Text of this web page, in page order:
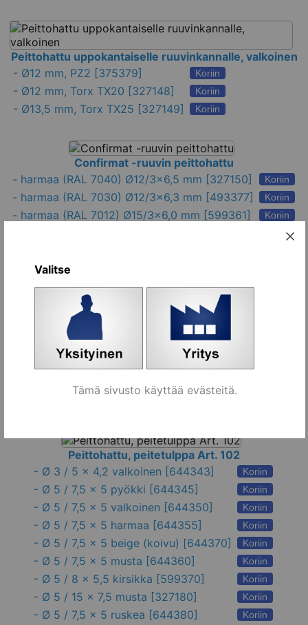
Peittohattu uppokantaiselle ruuvinkannalle, valkoinen
- Ø12 mm, PZ2 [375379] Koriin
- Ø12 mm, Torx TX20 [327148] Koriin
- Ø13,5 mm, Torx TX25 [327149] Koriin
Confirmat -ruuvin peittohattu
- harmaa (RAL 7040) Ø12/3x6,5 mm [327150] Koriin
- harmaa (RAL 7030) Ø12/3x6,3 mm [493377] Koriin
- harmaa (RAL 7012) Ø15/3x6,0 mm [599361] Koriin
Koriin
valkoinen Ø15/3x6 mm
Huonekaluruuvin peittohattu, valkoinen
Karmitulppa peittohattu Ø 14/18 x 7 mm, valkoinen
Peittohattu, peitetulppa Art. 102
- Ø 3 / 5 x 4,2 valkoinen [644343] Koriin
- Ø 5 / 7,5 x 5 pyökki [644345] Koriin
- Ø 5 / 7,5 x 5 valkoinen [644350] Koriin
- Ø 5 / 7,5 x 5 harmaa [644355] Koriin
- Ø 5 / 7,5 x 5 beige (koivu) [644370] Koriin
- Ø 5 / 7,5 x 5 musta [644360] Koriin
- Ø 5 / 8 x 5,5 kirsikka [599370] Koriin
- Ø 5 / 15 x 7,5 musta [327180] Koriin
- Ø 5 / 7,5 x 5 ruskea [644380] Koriin
Valitse
Tämä sivusto käyttää evästeitä.